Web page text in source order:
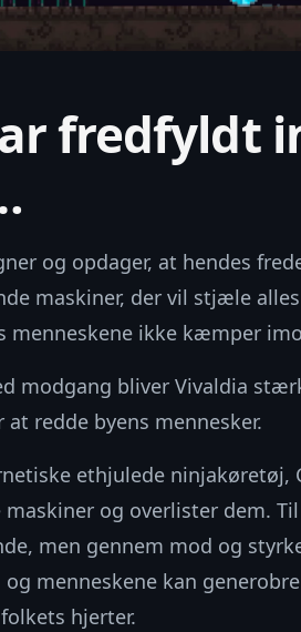
fredfyldt
og opdager, at hendes
maskiner, der vil stjæle
menneskene ikke kæmper
modgang bliver Vivaldia
redde byens mennesker.
ethjulede ninjakøretøj,
maskiner og overlister dem.
men gennem mod og
og menneskene kan
hjerter.